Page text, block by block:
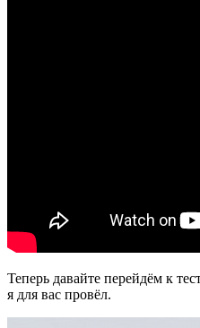
Теперь давайте перейдём к
я для вас провёл.